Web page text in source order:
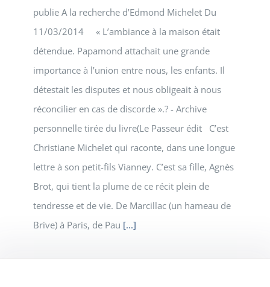
publie A la recherche d’Edmond Michelet Du
11/03/2014 « L’ambiance à la maison était
détendue. Papamond attachait une grande
importance à l’union entre nous, les enfants. Il
détestait les disputes et nous obligeait à nous
réconcilier en cas de discorde ».? - Archive
personnelle tirée du livre(Le Passeur édit C’est
Christiane Michelet qui raconte, dans une longue
lettre à son petit-fils Vianney. C’est sa fille, Agnès
Brot, qui tient la plume de ce récit plein de
tendresse et de vie. De Marcillac (un hameau de
Brive) à Paris, de Pau [...]